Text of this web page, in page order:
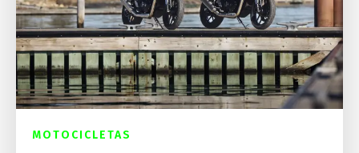
MOTOCICLETAS